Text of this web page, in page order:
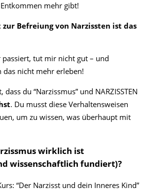
mehr gibt!
Befreiung von Narzissten ist das
tut mir nicht gut – und
das nicht mehr erleben!
du “Narzissmus” und NARZISSTEN
. Du musst diese Verhaltensweisen
um zu wissen, was überhaupt mit
wirklich ist
wissenschaftlich fundiert)?
“Der Narzisst und dein Inneres Kind”